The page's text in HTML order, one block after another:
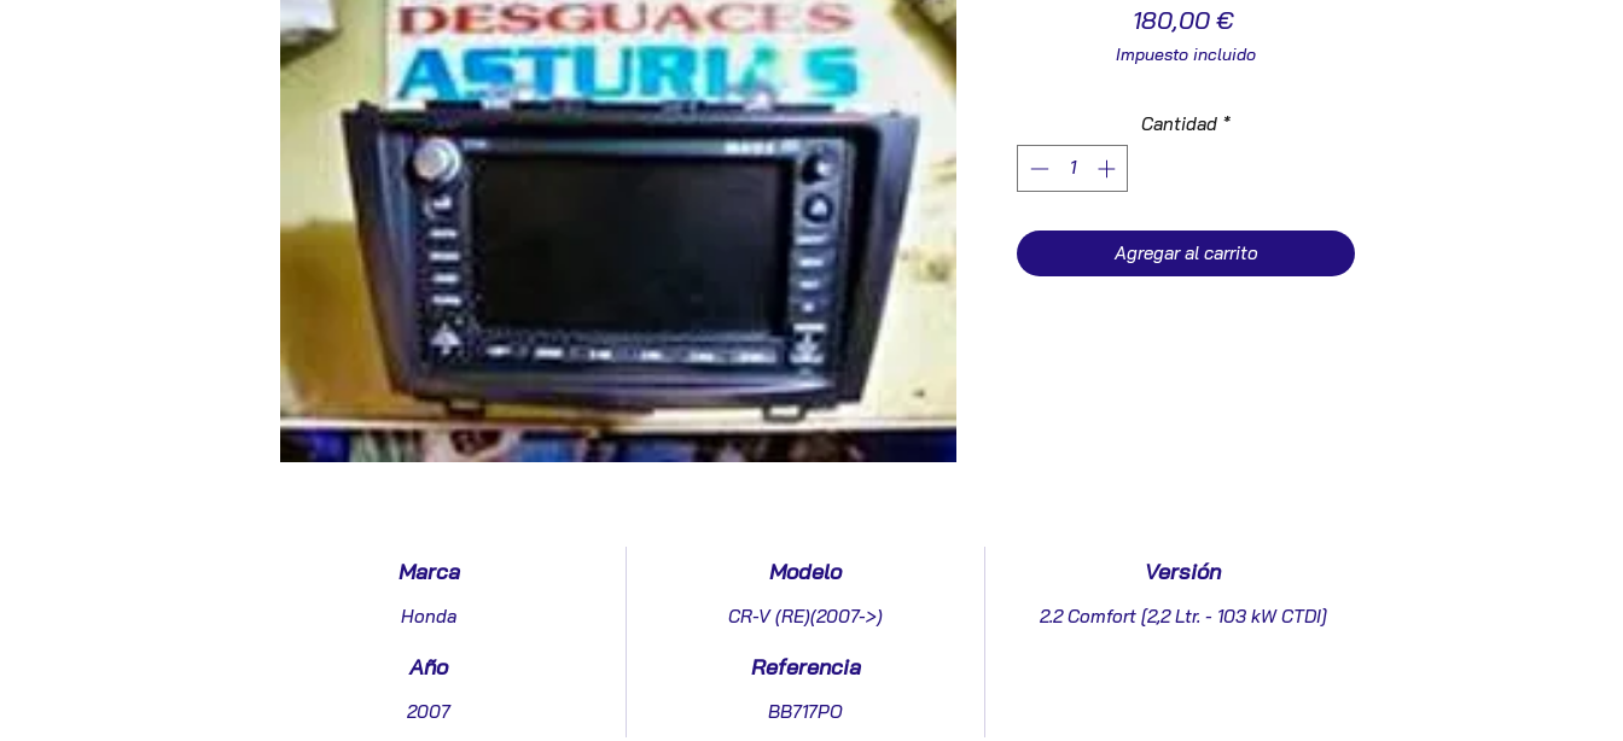
180,00 €Precio
Impuesto incluido
Cantidad *
Agregar al carrito
Marca
Honda
Modelo
CR-V (RE)(2007->)
Versión
2.2 Comfort [2,2 Ltr. - 103 kW CTDI]
Año
2007
Referencia
BB717PO